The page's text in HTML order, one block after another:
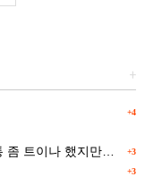
+
+4
+3
좀 트이나 했지만…
+3